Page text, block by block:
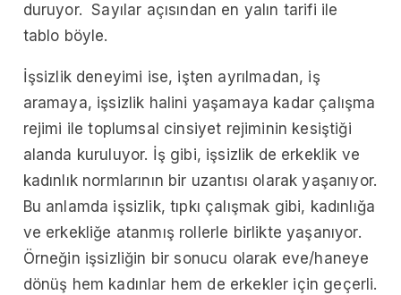
duruyor. Sayılar açısından en yalın tarifi ile
tablo böyle.
İşsizlik deneyimi ise, işten ayrılmadan, iş
aramaya, işsizlik halini yaşamaya kadar çalışma
rejimi ile toplumsal cinsiyet rejiminin kesiştiği
alanda kuruluyor. İş gibi, işsizlik de erkeklik ve
kadınlık normlarının bir uzantısı olarak yaşanıyor.
Bu anlamda işsizlik, tıpkı çalışmak gibi, kadınlığa
ve erkekliğe atanmış rollerle birlikte yaşanıyor.
Örneğin işsizliğin bir sonucu olarak eve/haneye
dönüş hem kadınlar hem de erkekler için geçerli.